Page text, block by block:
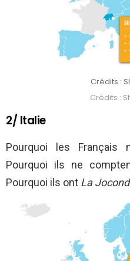
Crédits :
Crédits :
2/ Italie
Pourquoi les Français
Pourquoi ils ne
Pourquoi ils ont La